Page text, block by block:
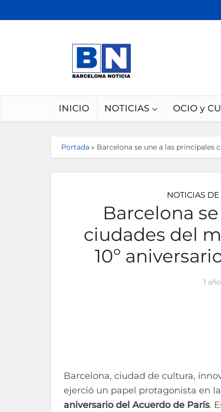
INICIO NOTICIAS OCIO y
Portada » Barcelona se une a las principales
NOTICIAS
Barcelona
ciudades del
10º
1 año
Barcelona, ciudad de cultura,
ejerció un papel protagonista en
aniversario del Acuerdo de París.